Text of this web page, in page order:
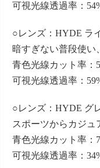
可視光線透過率：
○レンズ：HYDE ラ
暗すぎない普段使い
青色光線カット率：
可視光線透過率：
○レンズ：HYDE グ
スポーツからカジュ
青色光線カット率：
可視光線透過率：